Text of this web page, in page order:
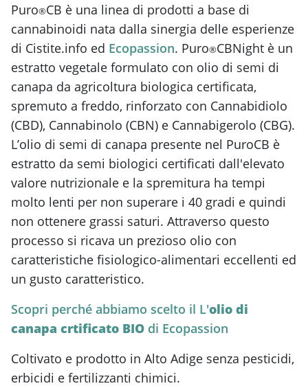
Puro®CB è una linea di prodotti a base di
cannabinoidi nata dalla sinergia delle esperienze
di Cistite.info ed Ecopassion. Puro®CBNight è un
estratto vegetale formulato con olio di semi di
canapa da agricoltura biologica certificata,
spremuto a freddo, rinforzato con Cannabidiolo
(CBD), Cannabinolo (CBN) e Cannabigerolo (CBG).
L’olio di semi di canapa presente nel PuroCB è
estratto da semi biologici certificati dall'elevato
valore nutrizionale e la spremitura ha tempi
molto lenti per non superare i 40 gradi e quindi
non ottenere grassi saturi. Attraverso questo
processo si ricava un prezioso olio con
caratteristiche fisiologico-alimentari eccellenti ed
un gusto caratteristico.
Scopri perché abbiamo scelto il L'olio di
canapa crtificato BIO di Ecopassion
Coltivato e prodotto in Alto Adige senza pesticidi,
erbicidi e fertilizzanti chimici.